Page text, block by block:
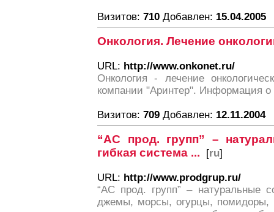
Визитов: 710 Добавлен: 15.04.2005
Онкология. Лечение
URL: http://www.onkonet.ru/
Онкология - лечение
компании "Аринтер". Информация о
Визитов: 709 Добавлен: 12.11.2004
“АС прод. групп” –
гибкая система ... [ru]
URL: http://www.prodgrup.ru/
“АС прод. групп” – натуральные
джемы, морсы, огурцы, помидоры,